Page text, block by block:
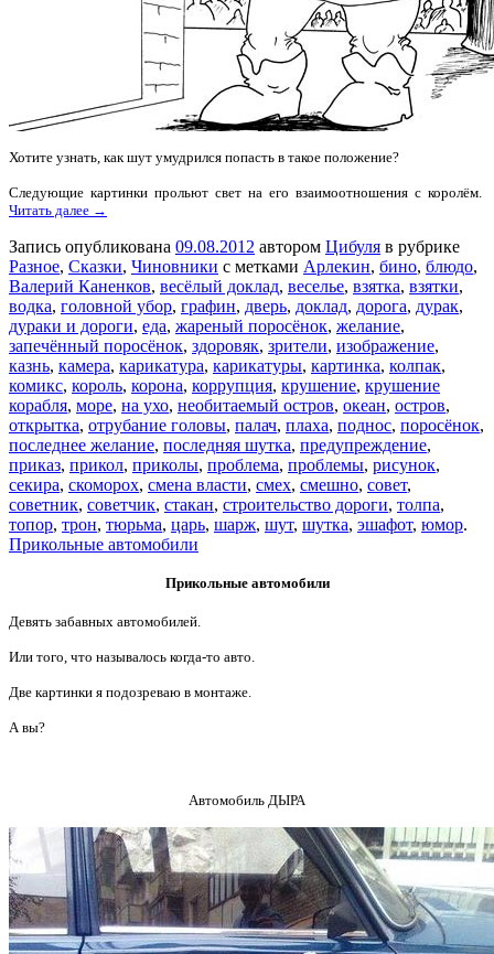
Хотите узнать, как шут умудрился попасть в такое положение?
Следующие картинки прольют свет на его взаимоотношения с королём.
Читать далее →
Запись опубликована 09.08.2012 автором Цибуля в рубрике
Разное, Сказки, Чиновники с метками Арлекин, бино, блюдо,
Валерий Каненков, весёлый доклад, веселье, взятка, взятки,
водка, головной убор, графин, дверь, доклад, дорога, дурак,
дураки и дороги, еда, жареный поросёнок, желание,
запечённый поросёнок, здоровяк, зрители, изображение,
казнь, камера, карикатура, карикатуры, картинка, колпак,
комикс, король, корона, коррупция, крушение, крушение
корабля, море, на ухо, необитаемый остров, океан, остров,
открытка, отрубание головы, палач, плаха, поднос, поросёнок,
последнее желание, последняя шутка, предупреждение,
приказ, прикол, приколы, проблема, проблемы, рисунок,
секира, скоморох, смена власти, смех, смешно, совет,
советник, советчик, стакан, строительство дороги, толпа,
топор, трон, тюрьма, царь, шарж, шут, шутка, эшафот, юмор.
Прикольные автомобили
Прикольные автомобили
Девять забавных автомобилей.
Или того, что называлось когда-то авто.
Две картинки я подозреваю в монтаже.
А вы?
Автомобиль ДЫРА